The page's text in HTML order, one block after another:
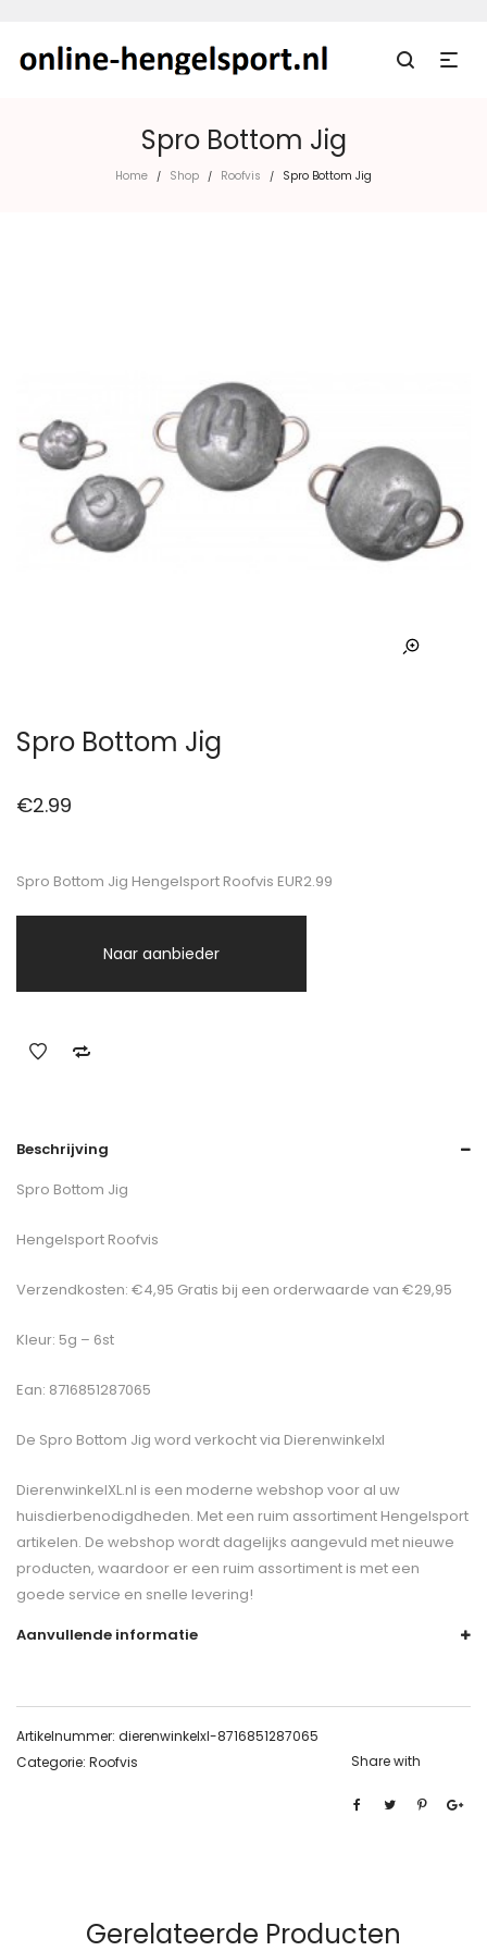
Spro Bottom Jig
Home / Shop / Roofvis / Spro Bottom Jig
Spro Bottom Jig
€2.99
Spro Bottom Jig Hengelsport Roofvis EUR2.99
Naar aanbieder
Beschrijving
Spro Bottom Jig
Hengelsport Roofvis
Verzendkosten: €4,95 Gratis bij een orderwaarde van €29,95
Kleur: 5g – 6st
Ean: 8716851287065
De Spro Bottom Jig word verkocht via Dierenwinkelxl
DierenwinkelXL.nl is een moderne webshop voor al uw
huisdierbenodigdheden. Met een ruim assortiment Hengelsport
artikelen. De webshop wordt dagelijks aangevuld met nieuwe
producten, waardoor er een ruim assortiment is met een
goede service en snelle levering!
Aanvullende informatie
Artikelnummer: dierenwinkelxl-8716851287065
Categorie: Roofvis Share with
Gerelateerde Producten